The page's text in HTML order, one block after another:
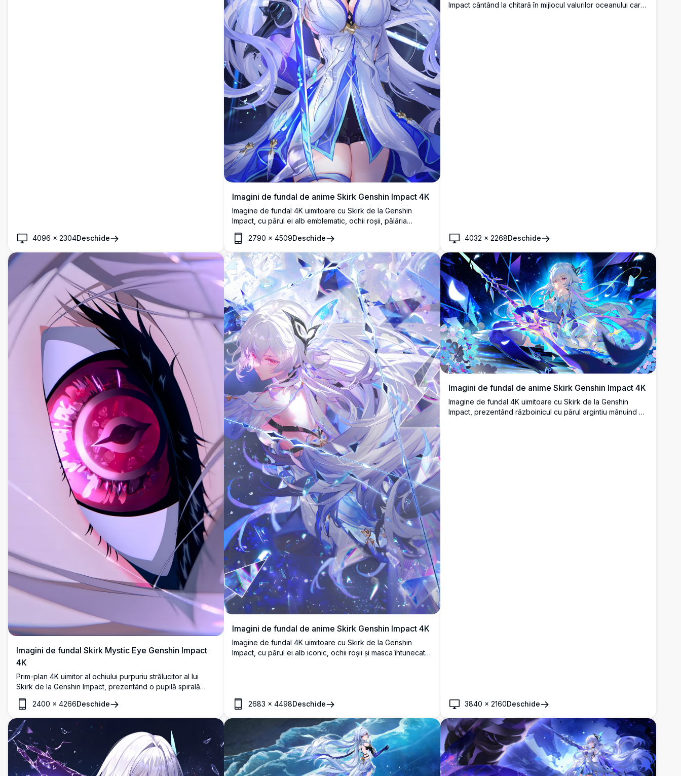
4096 × 2304Deschide
Imagini de fundal de anime Skirk Genshin Impact 4K
Imagine de fundal 4K uimitoare cu Skirk de la Genshin
Impact, cu părul ei alb emblematic, ochii roșii, pălăria
albastră de vrăjitoare și sabia strălucitoare.
2790 ×4509Deschide
Impact cântând la chitară în mijlocul valurilor oceanului care
4032 × 2268Deschide
Imagini de fundal Skirk Mystic Eye Genshin Impact
4K
Prim-plan 4K uimitor al ochiului purpuriu strălucitor al lui
Skirk de la Genshin Impact, prezentând o pupilă spirală
complicată cu reflexii asemănătoare cristalelor.
2400 × 4266Deschide
Imagini de fundal de anime Skirk Genshin Impact 4K
Imagine de fundal 4K uimitoare cu Skirk de la Genshin
Impact, cu părul ei alb iconic, ochii roșii și masca întunecată,
2683 ×4498Deschide
Imagini de fundal de anime Skirk Genshin Impact 4K
Imagine de fundal 4K uimitoare cu Skirk de la Genshin
Impact, prezentând războinicul cu părul argintiu mânuind o
3840 × 2160Deschide